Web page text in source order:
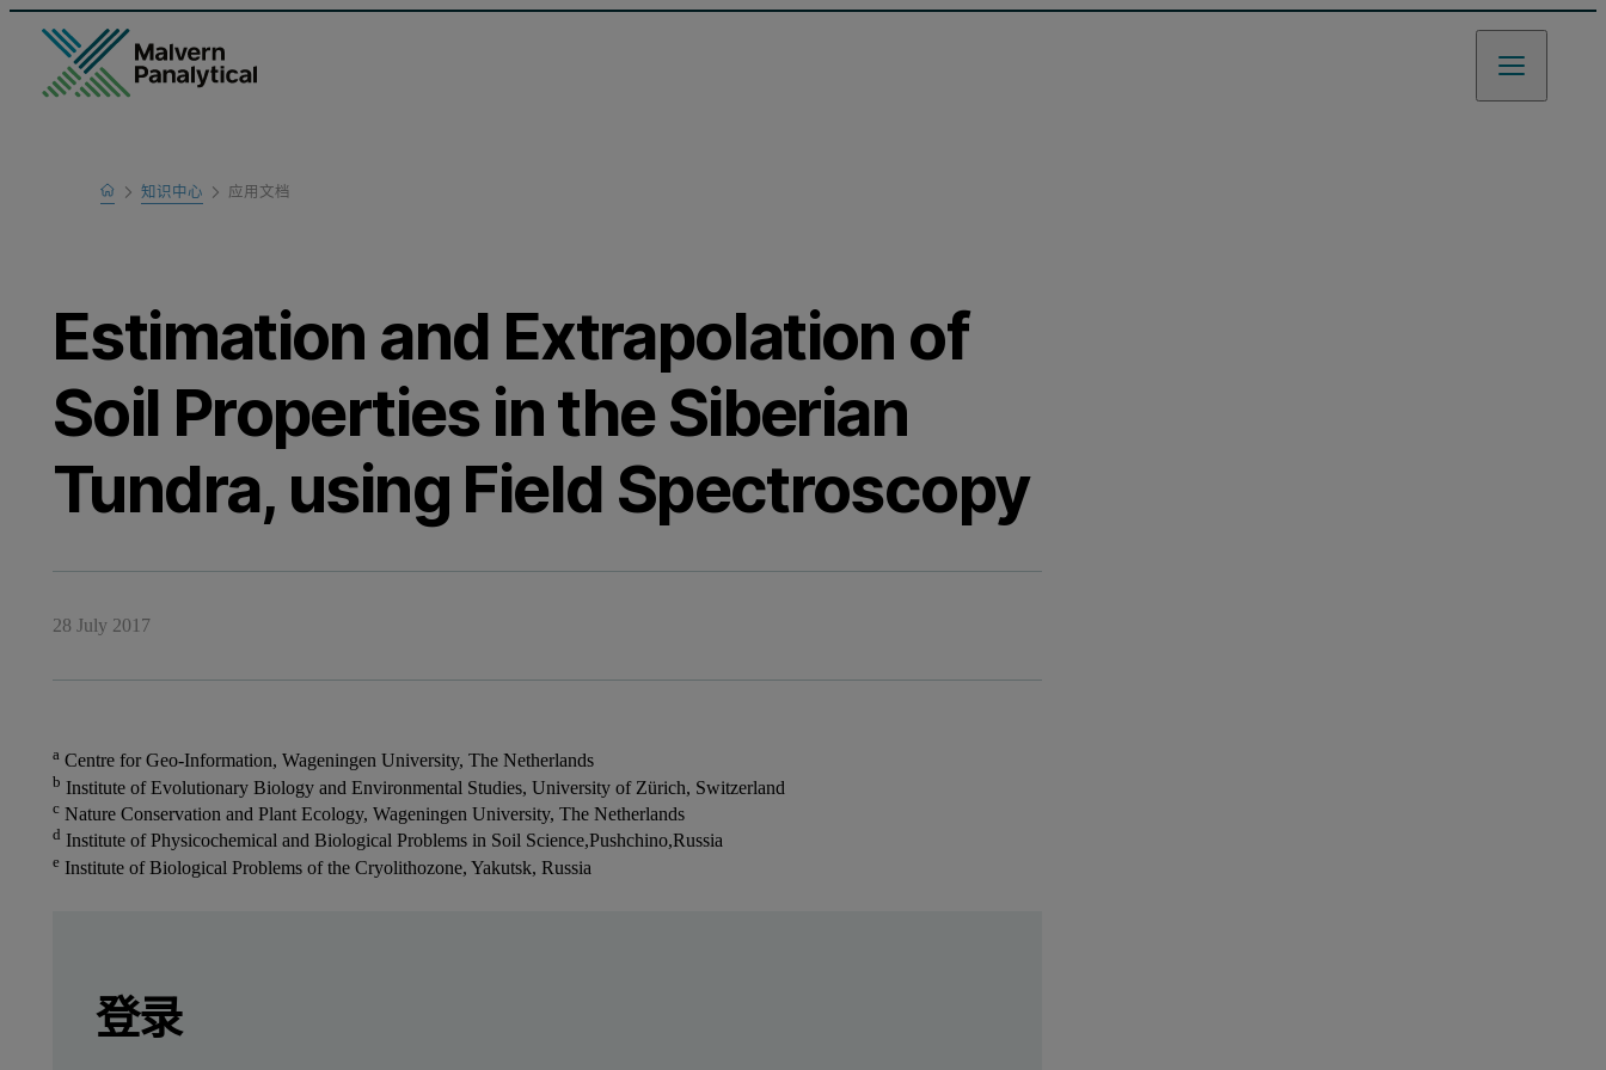
Home
Learn
知识中心 应用文档
Estimation and Extrapolation of
Soil Properties in the Siberian
Tundra, using Field Spectroscopy
28 July 2017
a Centre for Geo-Information, Wageningen University, The Netherlands
b Institute of Evolutionary Biology and Environmental Studies, University of Zürich, Switzerland
c Nature Conservation and Plant Ecology, Wageningen University, The Netherlands
d Institute of Physicochemical and Biological Problems in Soil Science,Pushchino,Russia
e Institute of Biological Problems of the Cryolithozone, Yakutsk, Russia
登录